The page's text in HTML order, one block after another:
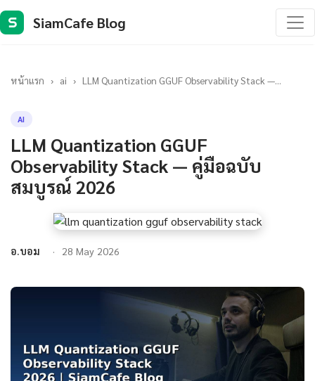
S SiamCafe Blog
หน้าแรก › ai › LLM Quantization GGUF Observability Stack —...
AI
LLM Quantization GGUF
Observability Stack — คู่มือฉบับ
สมบูรณ์ 2026
อ.บอม 28 May 2026